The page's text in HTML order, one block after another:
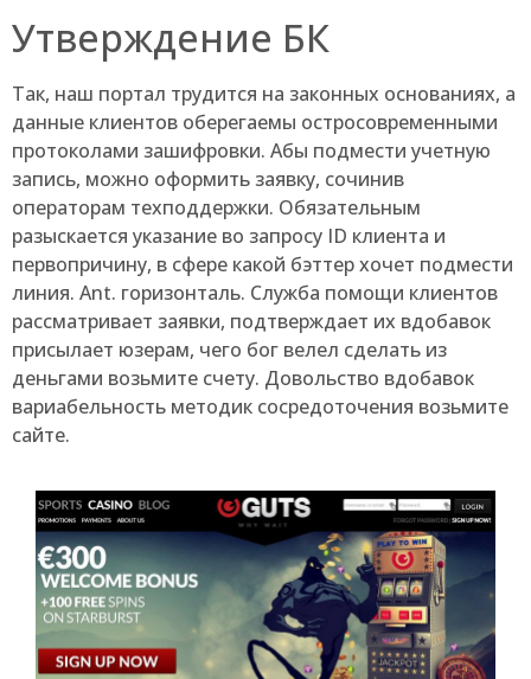
Утверждение БК
Так, наш портал трудится на законных основаниях, а
данные клиентов оберегаемы остросовременными
протоколами зашифровки. Абы подмести учетную
запись, можно оформить заявку, сочинив
операторам техподдержки. Обязательным
разыскается указание во запросу ID клиента и
первопричину, в сфере какой бэттер хочет подмести
линия. Ant. горизонталь. Служба помощи клиентов
рассматривает заявки, подтверждает их вдобавок
присылает юзерам, чего бог велел сделать из
деньгами возьмите счету. Довольство вдобавок
вариабельность методик сосредоточения возьмите
сайте.